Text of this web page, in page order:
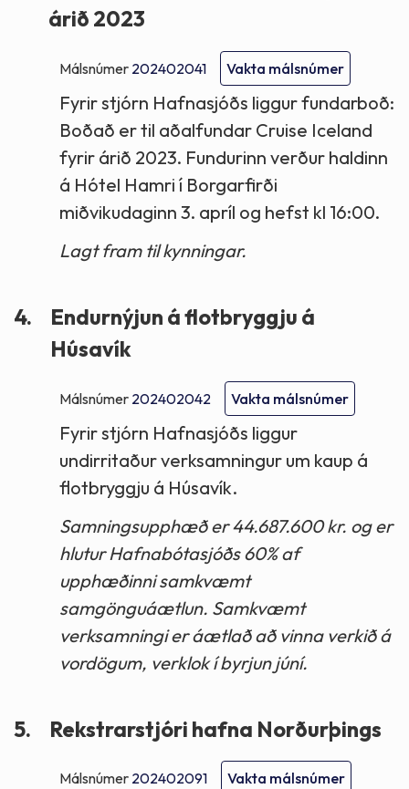
árið 2023
Málsnúmer 202402041 Vakta málsnúmer
Fyrir stjórn Hafnasjóðs liggur fundarboð:
Boðað er til aðalfundar Cruise Iceland
fyrir árið 2023. Fundurinn verður haldinn
á Hótel Hamri í Borgarfirði
miðvikudaginn 3. apríl og hefst kl 16:00.
Lagt fram til kynningar.
4.
Endurnýjun á flotbryggju á
Húsavík
Málsnúmer 202402042 Vakta málsnúmer
Fyrir stjórn Hafnasjóðs liggur
undirritaður verksamningur um kaup á
flotbryggju á Húsavík.
Samningsupphæð er 44.687.600 kr. og er
hlutur Hafnabótasjóðs 60% af
upphæðinni samkvæmt
samgönguáætlun. Samkvæmt
verksamningi er áætlað að vinna verkið á
vordögum, verklok í byrjun júní.
5. Rekstrarstjóri hafna Norðurþings
Málsnúmer 202402091 Vakta málsnúmer